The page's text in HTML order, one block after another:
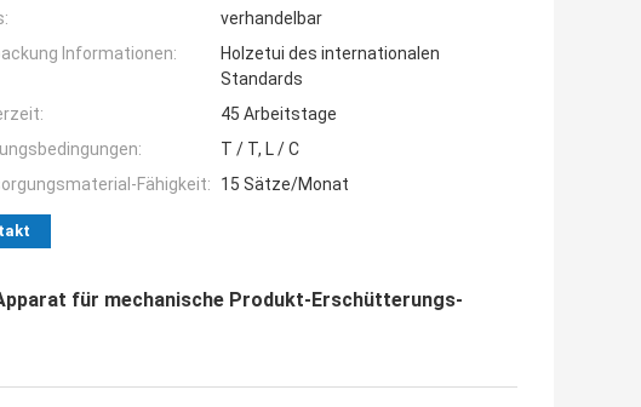
verhandelbar
Informationen:
Holzetui des internationalen
Standards
45 Arbeitstage
T / T, L / C
Fähigkeit:
15 Sätze/Monat
für mechanische Produkt-Erschütterungs-